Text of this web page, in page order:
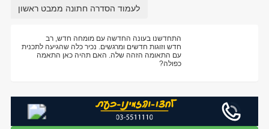
לעמוד הסדרה חתונה ממבט ראשון
התחדשנו בעונה החדשה עם מומחה חדש, רב
חדש וזוגות חדשים ומרגשים. נכיר כלה שהגיעה לתכנית
עם התאומה הזהה שלה. האם תהיה כאן התאמה
כפולה?